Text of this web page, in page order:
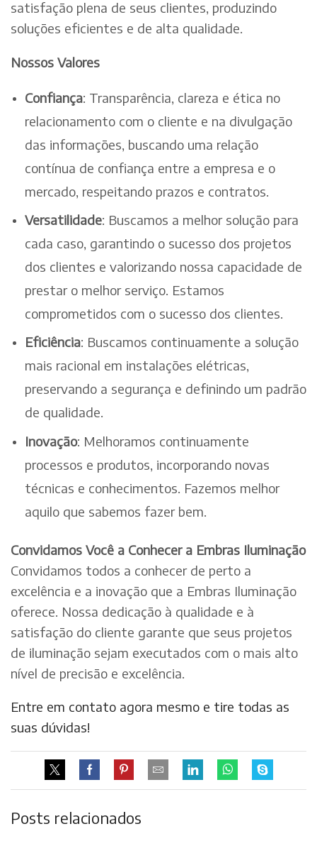
satisfação plena de seus clientes, produzindo
soluções eficientes e de alta qualidade.
Nossos Valores
Confiança: Transparência, clareza e ética no
relacionamento com o cliente e na divulgação
das informações, buscando uma relação
contínua de confiança entre a empresa e o
mercado, respeitando prazos e contratos.
Versatilidade: Buscamos a melhor solução para
cada caso, garantindo o sucesso dos projetos
dos clientes e valorizando nossa capacidade de
prestar o melhor serviço. Estamos
comprometidos com o sucesso dos clientes.
Eficiência: Buscamos continuamente a solução
mais racional em instalações elétricas,
preservando a segurança e definindo um padrão
de qualidade.
Inovação: Melhoramos continuamente
processos e produtos, incorporando novas
técnicas e conhecimentos. Fazemos melhor
aquilo que sabemos fazer bem.
Convidamos Você a Conhecer a Embras Iluminação
Convidamos todos a conhecer de perto a
excelência e a inovação que a Embras Iluminação
oferece. Nossa dedicação à qualidade e à
satisfação do cliente garante que seus projetos
de iluminação sejam executados com o mais alto
nível de precisão e excelência.
Entre em contato agora mesmo e tire todas as
suas dúvidas!
Posts relacionados